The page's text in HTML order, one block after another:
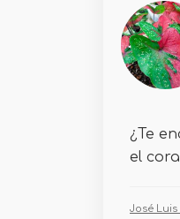
¿Te
el
José